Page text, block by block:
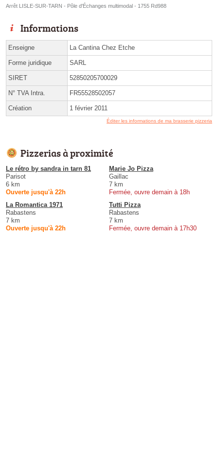
Arrêt LISLE-SUR-TARN - Pôle d'Échanges multimodal - 1755 Rd988
Informations
Enseigne La Cantina Chez Etche
Forme juridique SARL
SIRET 52850205700029
N° TVA Intra. FR55528502057
Création 1 février 2011
Éditer les informations de ma brasserie pizzeria
Pizzerias à proximité
Le rétro by sandra in tarn 81
Parisot
6 km
Ouverte jusqu'à 22h
Marie Jo Pizza
Gaillac
7 km
Fermée, ouvre demain à 18h
La Romantica 1971
Rabastens
7 km
Ouverte jusqu'à 22h
Tutti Pizza
Rabastens
7 km
Fermée, ouvre demain à 17h30